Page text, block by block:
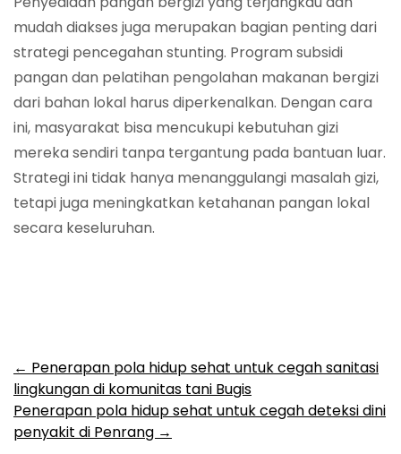
mudah diakses juga merupakan bagian penting dari
strategi pencegahan stunting. Program subsidi
pangan dan pelatihan pengolahan makanan bergizi
dari bahan lokal harus diperkenalkan. Dengan cara
ini, masyarakat bisa mencukupi kebutuhan gizi
mereka sendiri tanpa tergantung pada bantuan luar.
Strategi ini tidak hanya menanggulangi masalah gizi,
tetapi juga meningkatkan ketahanan pangan lokal
secara keseluruhan.
Post
navigation
← Penerapan pola hidup sehat untuk cegah sanitasi
lingkungan di komunitas tani Bugis
Penerapan pola hidup sehat untuk cegah deteksi dini
penyakit di Penrang →